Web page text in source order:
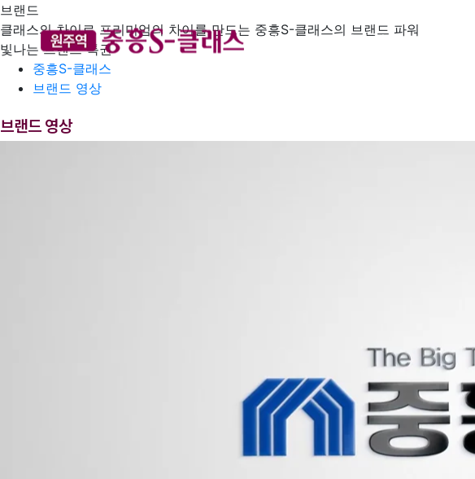
브랜드 입지·단지 소개
브랜드
클래스의 차이로 프리미엄의 차이를 만드는 중흥S-클래스의 브랜드 파워
빛나는 브랜드 특권
중흥S-클래스
브랜드 영상
브랜드 영상